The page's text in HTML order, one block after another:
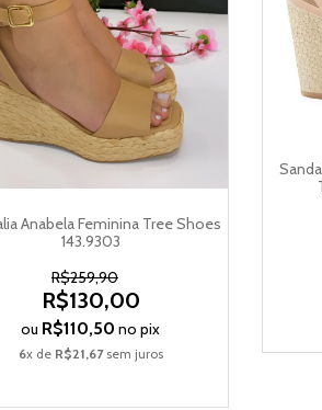
Anabela Feminina Tree Shoes
143.9303
R$259,90
R$130,00
ou R$110,50 no pix
6x de R$21,67sem juros